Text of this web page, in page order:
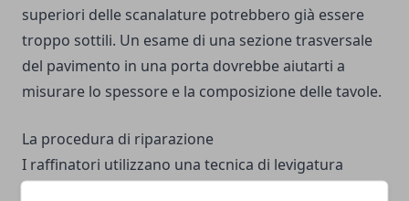
superiori delle scanalature potrebbero già essere
troppo sottili. Un esame di una sezione trasversale
del pavimento in una porta dovrebbe aiutarti a
misurare lo spessore e la composizione delle tavole.
La procedura di riparazione
I raffinatori utilizzano una tecnica di levigatura